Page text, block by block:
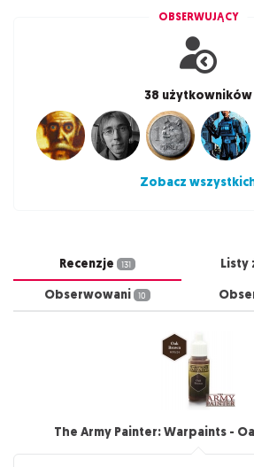
OBSERWUJĄCY
38 użytkowników
Zobacz
Recenzje 131 Listy
Obserwowani 10
The Army Painter: Warpaints -